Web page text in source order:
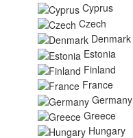
Cyprus
Czech
Denmark
Estonia
Finland
France
Germany
Greece
Hungary